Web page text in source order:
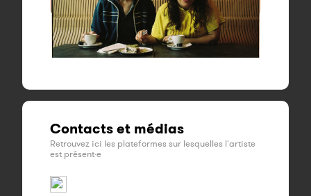
Contacts et médias
Retrouvez ici les plateformes sur lesquelles l'artiste
est présent·e